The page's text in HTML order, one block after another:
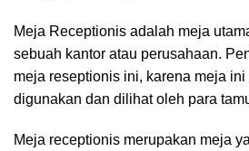
Meja Receptionis adalah meja
sebuah kantor atau perusahaan.
meja reseptionis ini, karena meja
digunakan dan dilihat oleh para
Meja receptionis merupakan meja